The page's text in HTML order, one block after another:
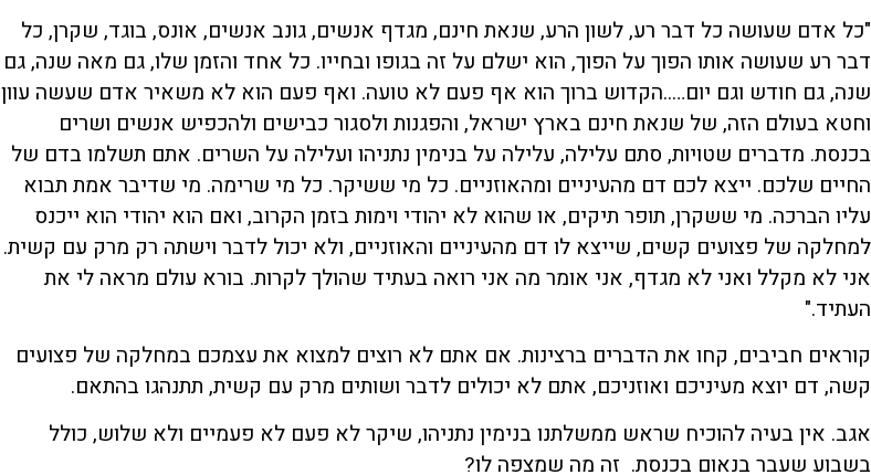
"כל אדם שעושה כל דבר רע, לשון הרע, שנאת חינם, מגדף אנשים, גונב אנשים, אונס, בוגד, שקרן, כל
דבר רע שעושה אותו הפוך על הפוך, הוא ישלם על זה בגופו ובחייו. כל אחד והזמן שלו, גם מאה שנה, גם
שנה, גם חודש וגם יום…..הקדוש ברוך הוא אף פעם לא טועה. ואף פעם הוא לא משאיר אדם שעשה עוון
וחטא בעולם הזה, של שנאת חינם בארץ ישראל, והפגנות ולסגור כבישים ולהכפיש אנשים ושרים
בכנסת. מדברים שטויות, סתם עלילה, עלילה על בנימין נתניהו ועלילה על השרים. אתם תשלמו בדם של
החיים שלכם. ייצא לכם דם מהעיניים ומהאוזניים. כל מי ששיקר. כל מי שרימה. מי שדיבר אמת תבוא
עליו הברכה. מי ששקרן, תופר תיקים, או שהוא לא יהודי וימות בזמן הקרוב, ואם הוא יהודי הוא ייכנס
למחלקה של פצועים קשים, שייצא לו דם מהעיניים והאוזניים, ולא יכול לדבר וישתה רק מרק עם קשית.
אני לא מקלל ואני לא מגדף, אני אומר מה אני רואה בעתיד שהולך לקרות. בורא עולם מראה לי את
העתיד."
קוראים חביבים, קחו את הדברים ברצינות. אם אתם לא רוצים למצוא את עצמכם במחלקה של פצועים
קשה, דם יוצא מעיניכם ואוזניכם, אתם לא יכולים לדבר ושותים מרק עם קשית, תתנהגו בהתאם.
אגב. אין בעיה להוכיח שראש ממשלתנו בנימין נתניהו, שיקר לא פעם לא פעמיים ולא שלוש, כולל
בשבוע שעבר בנאום בכנסת. זה מה שמצפה לו?